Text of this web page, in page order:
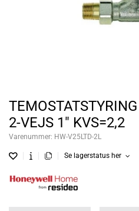
2-VEJS 1" KVS=2,2
Varenummer: HW-V25LTD-2L
Se lagerstatus her